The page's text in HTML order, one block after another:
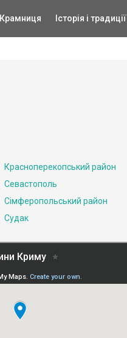
Крамниця Історія і традиції
Красноперекопський район
Севастополь
Сімферопольський район
Судак